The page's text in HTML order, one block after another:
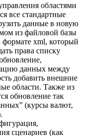
областями
все стандартные
данные в новую
из файловой базы
формате xml, который
права списку
данных между
добавить внешние
области. Также из
обновление так
(курсы валют,
сценариев (как